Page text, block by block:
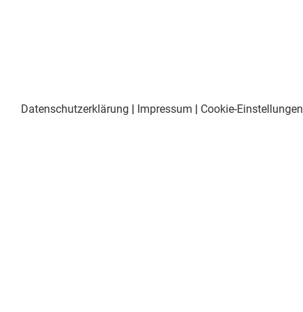
Datenschutzerklärung | Impressum | Cookie-Einstellungen